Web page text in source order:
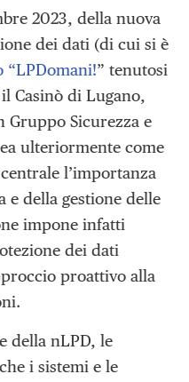
2023, della nuova
dei dati (di cui si è
“LPDomani!” tenutosi
Casinò di Lugano,
Gruppo Sicurezza e
ulteriormente come
l’importanza
e della gestione delle
impone infatti
dei dati
proattivo alla
della nLPD, le
i sistemi e le